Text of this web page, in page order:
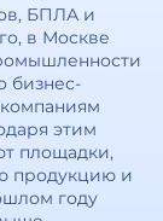
БПЛА и
в Москве
бизнес-
этим
площадки,
продукцию и
году